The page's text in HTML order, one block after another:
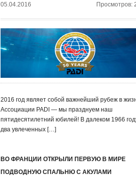
05.04.2016 Просмотров:
2016 год являет собой важнейший рубеж в
Ассоциации PADI — мы празднуем наш
пятидесятилетний юбилей! В далеком 1966
два увлеченных […]
ВО ФРАНЦИИ ОТКРЫЛИ ПЕРВУЮ В МИРЕ
ПОДВОДНУЮ СПАЛЬНЮ С АКУЛАМИ